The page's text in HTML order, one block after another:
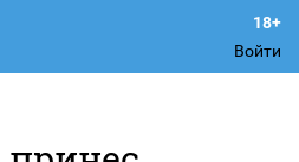
Войти